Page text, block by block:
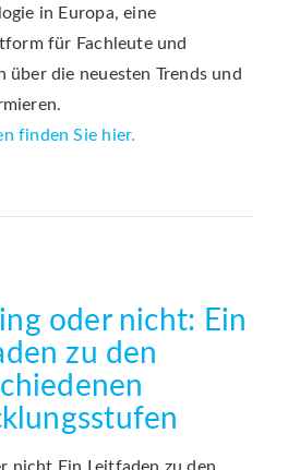
in Europa, eine
für Fachleute und
über die neuesten Trends und
finden Sie hier.
oder nicht: Ein
zu den